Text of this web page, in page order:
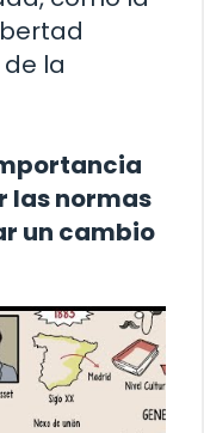
la
las normas
un cambio